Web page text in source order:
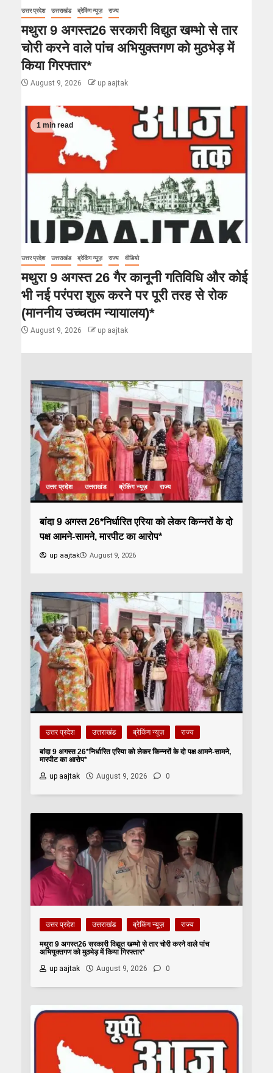
उत्तर प्रदेश उत्तराखंड ब्रेकिंग न्यूज़ राज्य
मथुरा 9 अगस्त26 सरकारी विद्युत खम्भो से तार
चोरी करने वाले पांच अभियुक्तगण को मुठभेड़ में
किया गिरफ्तार*
August 9, 2026 up aajtak
1 min read
उत्तर प्रदेश उत्तराखंड ब्रेकिंग न्यूज़ राज्य वीडियो
मथुरा 9 अगस्त 26 गैर कानूनी गतिविधि और कोई
भी नई परंपरा शुरू करने पर पूरी तरह से रोक
(माननीय उच्चतम न्यायालय)*
August 9, 2026 up aajtak
उत्तर प्रदेश उत्तराखंड ब्रेकिंग न्यूज़ राज्य
बांदा 9 अगस्त 26*निर्धारित एरिया को लेकर किन्नरों के दो
पक्ष आमने-सामने, मारपीट का आरोप*
up aajtak August 9, 2026
उत्तर प्रदेश उत्तराखंड ब्रेकिंग न्यूज़ राज्य
बांदा 9 अगस्त 26*निर्धारित एरिया को लेकर किन्नरों के दो पक्ष आमने-सामने,
मारपीट का आरोप*
up aajtak
August 9, 2026 0
उत्तर प्रदेश उत्तराखंड ब्रेकिंग न्यूज़ राज्य
मथुरा 9 अगस्त26 सरकारी विद्युत खम्भो से तार चोरी करने वाले पांच
अभियुक्तगण को मुठभेड़ में किया गिरफ्तार*
up aajtak
August 9, 2026 0